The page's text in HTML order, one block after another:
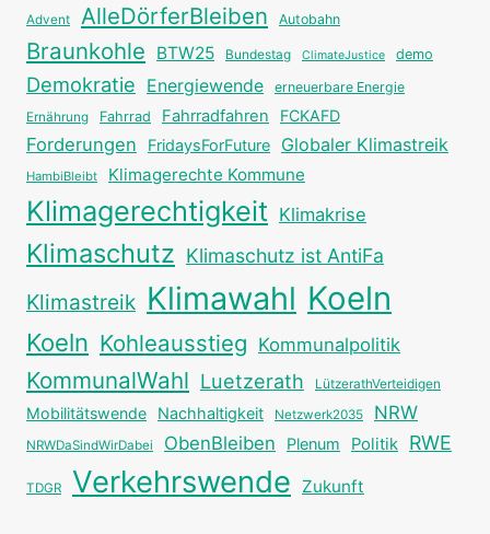
Advent AlleDörferBleiben Autobahn
Braunkohle BTW25 Bundestag ClimateJustice demo
Demokratie Energiewende erneuerbare Energie
Ernährung Fahrrad Fahrradfahren FCKAFD
Forderungen FridaysForFuture Globaler Klimastreik
HambiBleibt Klimagerechte Kommune
Klimagerechtigkeit Klimakrise
Klimaschutz Klimaschutz ist AntiFa
Klimastreik Klimawahl Koeln
Koeln Kohleausstieg Kommunalpolitik
KommunalWahl Luetzerath LützerathVerteidigen
Mobilitätswende Nachhaltigkeit Netzwerk2035 NRW
NRWDaSindWirDabei ObenBleiben Plenum Politik RWE
TDGR Verkehrswende Zukunft